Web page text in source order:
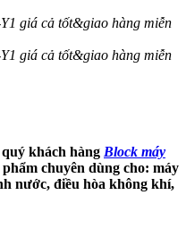
giá cả tốt&giao hàng miễn
giá cả tốt&giao hàng miễn
khách hàng Block máy
phẩm chuyên dùng cho: máy
nước, điều hòa không khí,